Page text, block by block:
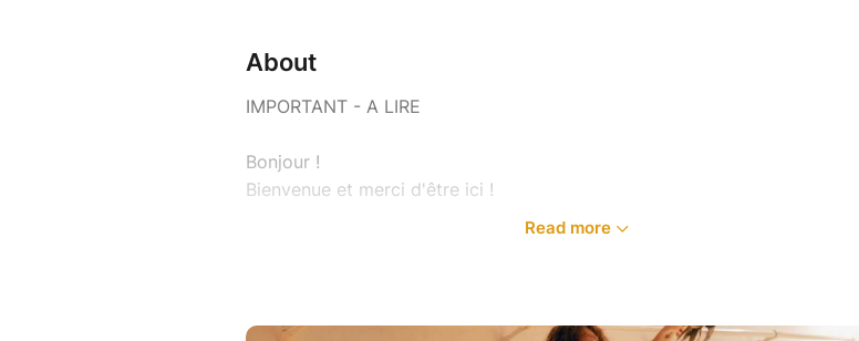
About
IMPORTANT - A LIRE
Bonjour !
Bienvenue et merci d'être ici !
de pluie...). Je canalise ainsi des énergies de lumière qui soignent le corps,
Read more